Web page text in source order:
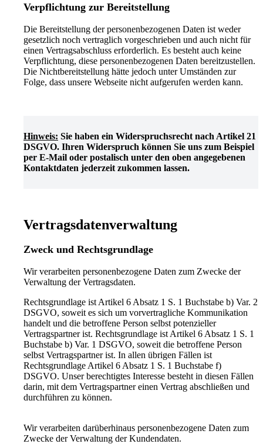
Verpflichtung zur Bereitstellung
Die Bereitstellung der personenbezogenen Daten ist weder
gesetzlich noch vertraglich vorgeschrieben und auch nicht für
einen Vertragsabschluss erforderlich. Es besteht auch keine
Verpflichtung, diese personenbezogenen Daten bereitzustellen.
Die Nichtbereitstellung hätte jedoch unter Umständen zur
Folge, dass unsere Webseite nicht aufgerufen werden kann.
Hinweis: Sie haben ein Widerspruchsrecht nach Artikel 21
DSGVO. Ihren Widerspruch können Sie uns zum Beispiel
per E-Mail oder postalisch unter den oben angegebenen
Kontaktdaten jederzeit zukommen lassen.
Vertragsdatenverwaltung
Zweck und Rechtsgrundlage
Wir verarbeiten personenbezogene Daten zum Zwecke der
Verwaltung der Vertragsdaten.
Rechtsgrundlage ist Artikel 6 Absatz 1 S. 1 Buchstabe b) Var. 2
DSGVO, soweit es sich um vorvertragliche Kommunikation
handelt und die betroffene Person selbst potenzieller
Vertragspartner ist. Rechtsgrundlage ist Artikel 6 Absatz 1 S. 1
Buchstabe b) Var. 1 DSGVO, soweit die betroffene Person
selbst Vertragspartner ist. In allen übrigen Fällen ist
Rechtsgrundlage Artikel 6 Absatz 1 S. 1 Buchstabe f)
DSGVO. Unser berechtigtes Interesse besteht in diesen Fällen
darin, mit dem Vertragspartner einen Vertrag abschließen und
durchführen zu können.
Wir verarbeiten darüberhinaus personenbezogene Daten zum
Zwecke der Verwaltung der Kundendaten.